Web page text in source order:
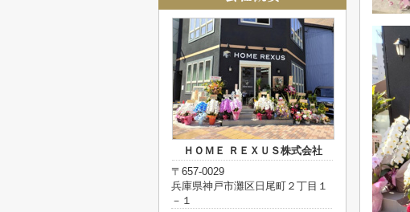
ＨＯＭＥ ＲＥＸＵＳ株式会社
〒657-0029
兵庫県神戸市灘区日尾町２丁目１
－１